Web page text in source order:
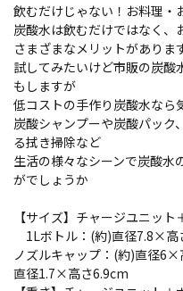
飲むだけじゃない！お料理・
炭酸水は飲むだけではなく
さまざまなメリットがありま
試してみたいけど市販の炭
もしますが
低コストの手作り炭酸水なら
炭酸シャンプーや炭酸パック
る拭き掃除など
生活の様々なシーンで炭酸水
がでしょうか
【サイズ】チャージユニッ
1Lボトル：(約)直径7.8×
ノズルキャップ：(約)直径
直径1.7×高さ6.9cm